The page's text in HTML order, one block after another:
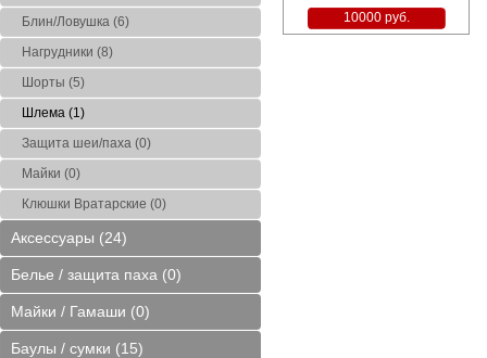
Warrior QRE5 70 Flex Left
(Ледовая арена Купчино)
N. Bauer Yth L (Блохина) CCM Cl Sr S
Блин/Ловушка (6)
Нагрудники (8)
Шорты (5)
Шлема (1)
Защита шеи/паха (0)
Майки (0)
Клюшки Вратарские (0)
Аксессуары (24)
Белье / защита паха (0)
Майки / Гамаши (0)
Баулы / сумки (15)
10000 руб.